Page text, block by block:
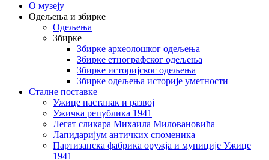
О музеју
Одељења и збирке
Одељења
Збирке
Збирке археолошког одељења
Збирке етнографског одељења
Збирке историјског одељења
Збирке одељења историје уметности
Сталне поставке
Ужице настанак и развој
Ужичка република 1941
Легат сликара Михаила Миловановића
Лапидаријум античких споменика
Партизанска фабрика оружја и муниције Ужице
1941